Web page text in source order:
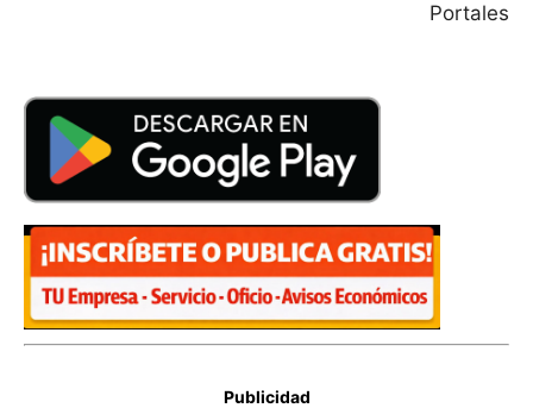
Portales
Publicidad